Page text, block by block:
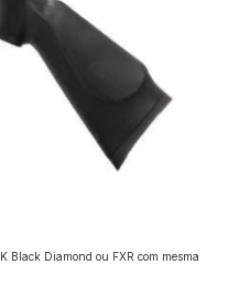
Black Diamond ou FXR com mesma